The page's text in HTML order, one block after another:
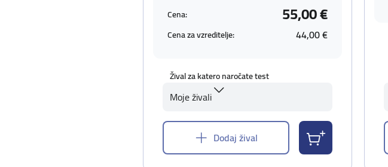
Cena: 55,00 €
Cena za vzreditelje: 44,00 €
Žival za katero naročate test
Moje živali
Dodaj žival